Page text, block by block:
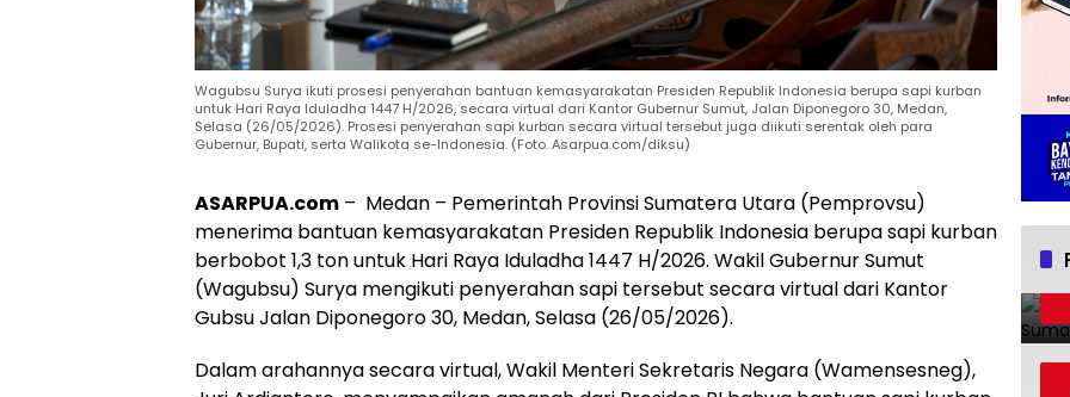
Wagubsu Surya ikuti prosesi penyerahan bantuan kemasyarakatan Presiden Republik Indonesia berupa sapi kurban
untuk Hari Raya Iduladha 1447 H/2026, secara virtual dari Kantor Gubernur Sumut, Jalan Diponegoro 30, Medan,
Selasa (26/05/2026). Prosesi penyerahan sapi kurban secara virtual tersebut juga diikuti serentak oleh para
Gubernur, Bupati, serta Walikota se-Indonesia. (Foto. Asarpua.com/diksu)
ASARPUA.com – Medan – Pemerintah Provinsi Sumatera Utara (Pemprovsu)
menerima bantuan kemasyarakatan Presiden Republik Indonesia berupa sapi kurban
berbobot 1,3 ton untuk Hari Raya Iduladha 1447 H/2026. Wakil Gubernur Sumut
(Wagubsu) Surya mengikuti penyerahan sapi tersebut secara virtual dari Kantor
Gubsu Jalan Diponegoro 30, Medan, Selasa (26/05/2026).
Dalam arahannya secara virtual, Wakil Menteri Sekretaris Negara (Wamensesneg),